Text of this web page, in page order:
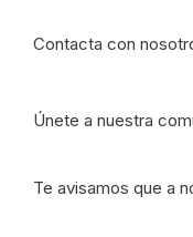
Contacta con
Únete a nuestra
Te avisamos que a